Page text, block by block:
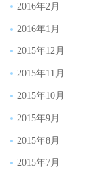
2016年2月
2016年1月
2015年12月
2015年11月
2015年10月
2015年9月
2015年8月
2015年7月